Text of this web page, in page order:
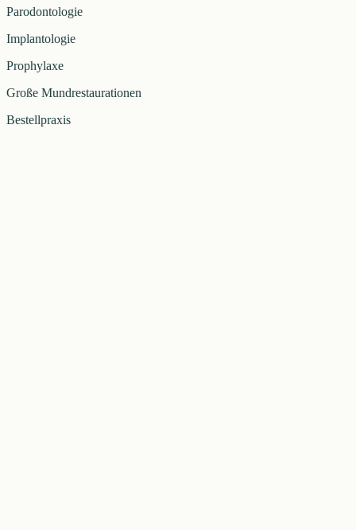
Parodontologie
Implantologie
Prophylaxe
Große Mundrestaurationen
Bestellpraxis